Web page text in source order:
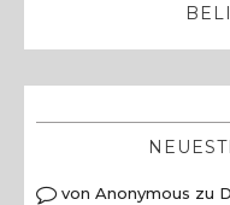
von Anonymous zu